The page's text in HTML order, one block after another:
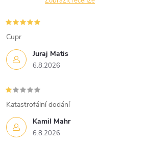
v
k
y
v
ý
p
Juraj Matis
6.8.2026
Cupr
Kamil Mahr
6.8.2026
Katastrofální dodání